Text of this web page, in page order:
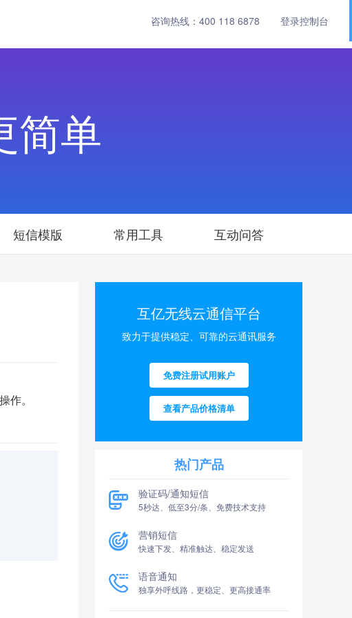
咨询热线： 400 118 6878 登录控制台
简单
短信模版 常用工具 互动问答
。
互亿无线云通信平台
致力于提供稳定、可靠的云通讯服务
免费注册试用账户
查看产品价格清单
热门产品
验证码/通知短信
5秒达、低至3分/条、免费技术支持
营销短信
快速下发、精准触达、稳定发送
语音通知
独享外呼线路，更稳定、更高接通率